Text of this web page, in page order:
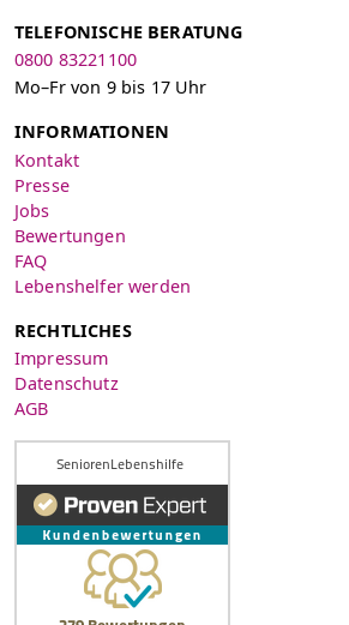
TELEFONISCHE BERATUNG
0800 83221100
Mo–Fr von 9 bis 17 Uhr
INFORMATIONEN
Kontakt
Presse
Jobs
Bewertungen
FAQ
Lebenshelfer werden
RECHTLICHES
Impressum
Datenschutz
AGB